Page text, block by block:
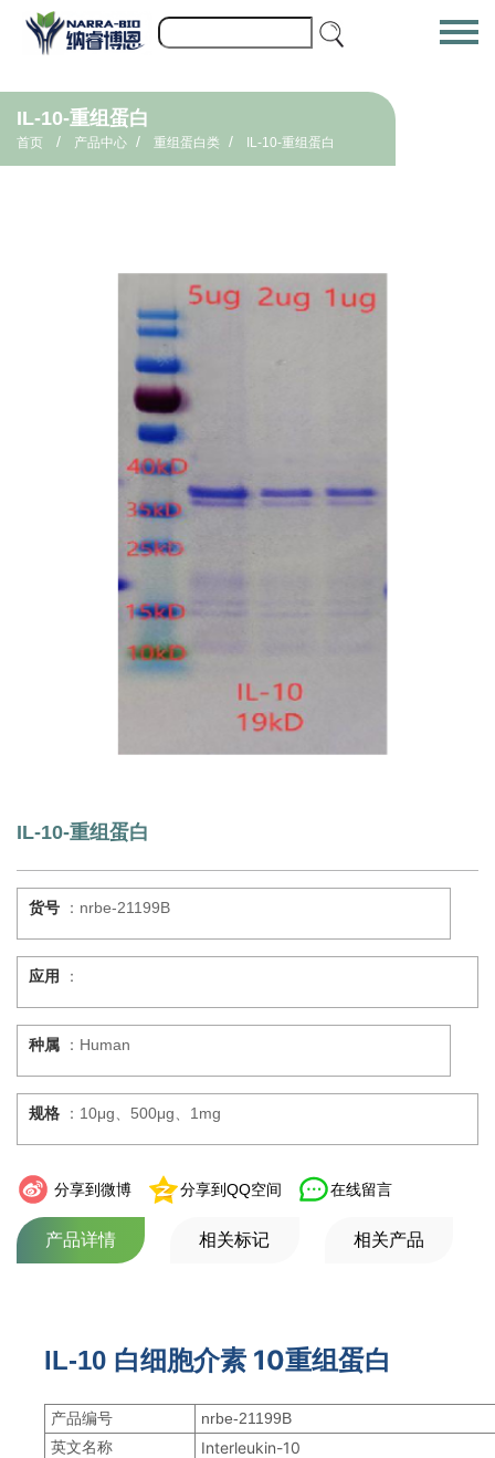
IL-10-重组蛋白
首页 / 产品中心 / 重组蛋白类 / IL-10-重组蛋白
IL-10-重组蛋白
货号 ：nrbe-21199B
应用 ：
种属 ：Human
规格 ：10μg、500μg、1mg
分享到微博 分享到QQ空间 在线留言
产品详情 相关标记 相关产品
IL-10 白细胞介素 10重组蛋白
产品编号
nrbe-21199B
英文名称
Interleukin-10